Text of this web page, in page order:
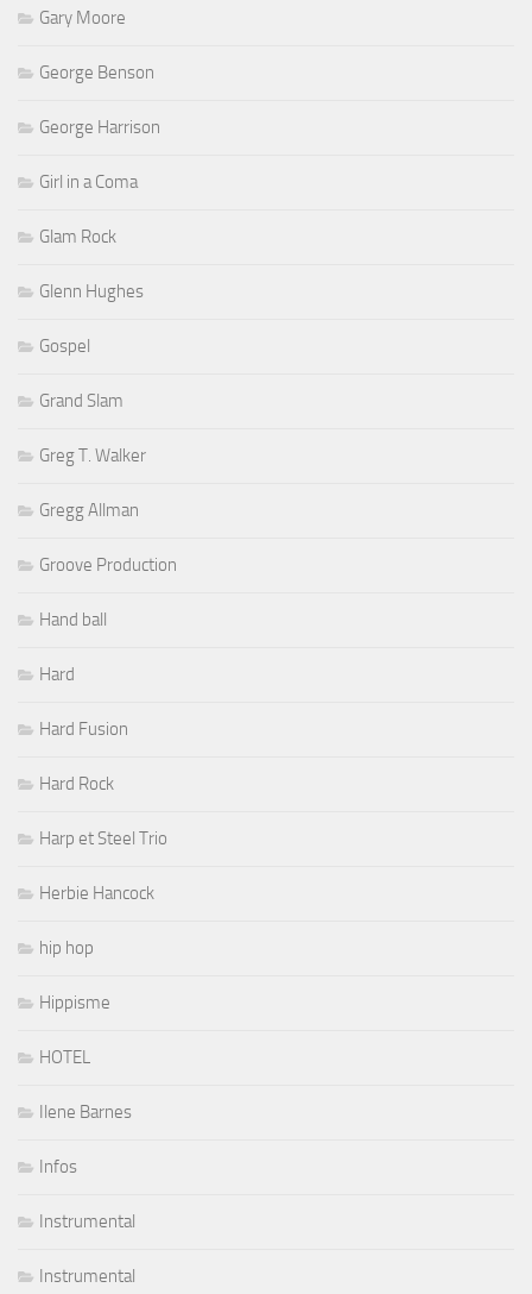
Gary Moore
George Benson
George Harrison
Girl in a Coma
Glam Rock
Glenn Hughes
Gospel
Grand Slam
Greg T. Walker
Gregg Allman
Groove Production
Hand ball
Hard
Hard Fusion
Hard Rock
Harp et Steel Trio
Herbie Hancock
hip hop
Hippisme
HOTEL
Ilene Barnes
Infos
Instrumental
Instrumental